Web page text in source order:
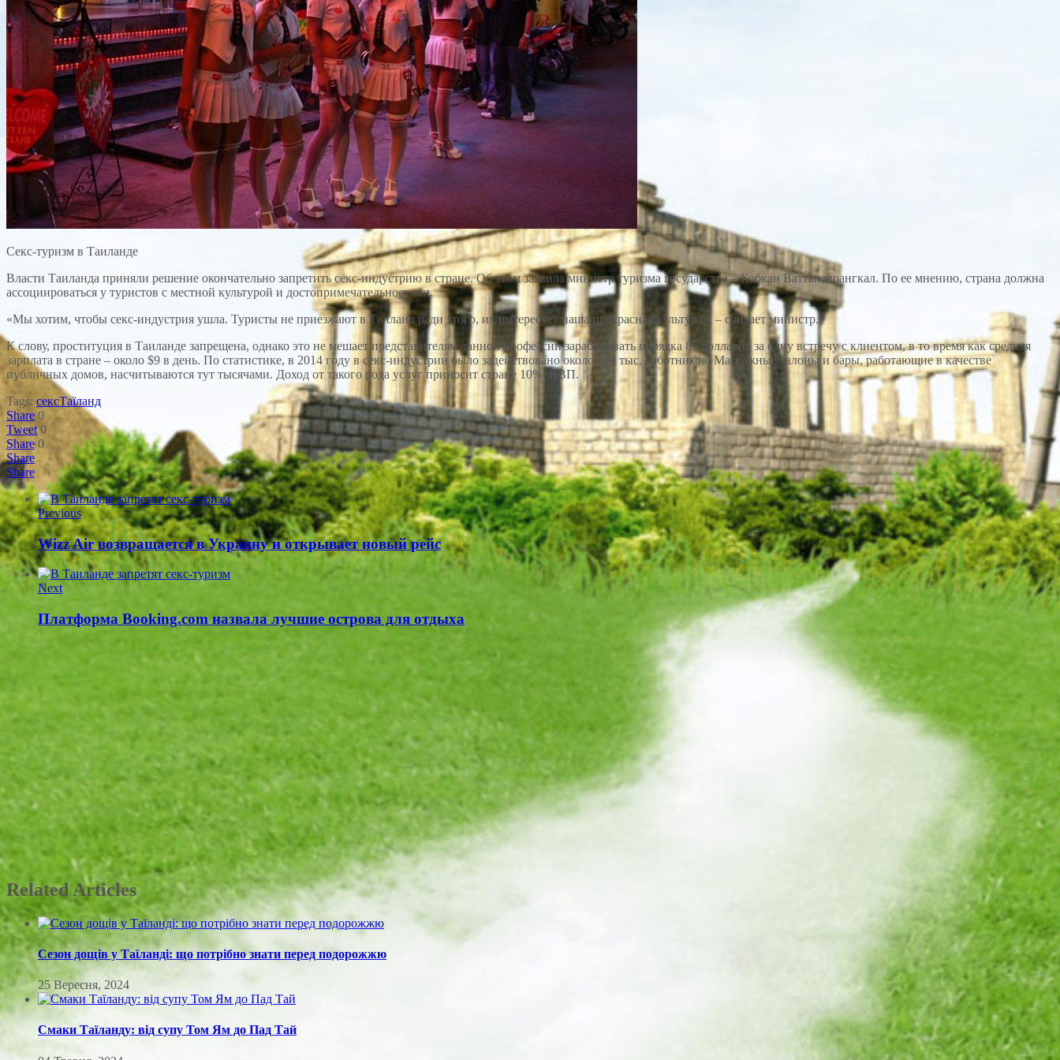
Секс-туризм в Таиланде
Власти Таиланда приняли решение окончательно запретить секс-индустрию в стране. Об этом заявила министр туризма государства – Кобкан Ваттанаврангкал. По ее мнению, страна должна
ассоциироваться у туристов с местной культурой и достопримечательностями.
«Мы хотим, чтобы секс-индустрия ушла. Туристы не приезжают в Таиланд ради этого, их интересует наша прекрасная культура», – считает министр.
К слову, проституция в Таиланде запрещена, однако это не мешает представителям данной профессии зарабатывать порядка 85 долларов за одну встречу с клиентом, в то время как средняя
зарплата в стране – около $9 в день. По статистике, в 2014 году в секс-индустрии было задействовано около 123 тыс. работников. Массажные салоны и бары, работающие в качестве
публичных домов, насчитываются тут тысячами. Доход от такого рода услуг приносит стране 10% ВВП.
Tags: сексТаїланд
Share 0
Tweet 0
Share 0
Share
Share
Previous
Wizz Air возвращается в Украину и открывает новый рейс
Next
Платформа Booking.com назвала лучшие острова для отдыха
Related Articles
Сезон дощів у Таїланді: що потрібно знати перед подорожжю
25 Вересня, 2024
Смаки Таїланду: від супу Том Ям до Пад Тай